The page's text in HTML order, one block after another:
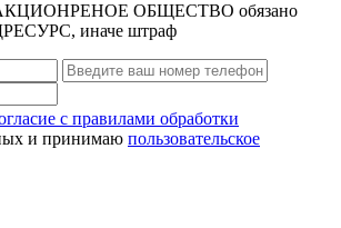
АКЦИОНРЕНОЕ ОБЩЕСТВО обязано
иначе штраф
с правилами обработки
и принимаю пользовательское